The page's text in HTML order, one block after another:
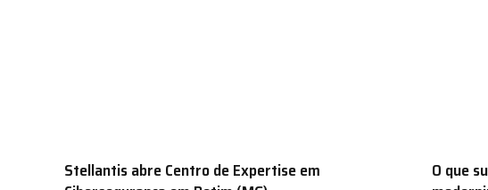
Stellantis abre Centro de Expertise em
O que